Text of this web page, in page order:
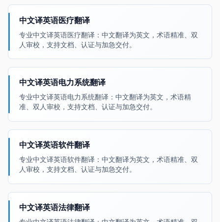
中文译英语医疗翻译
专业中文译英语医疗翻译：中文翻译为英文，术语精准、双
人审校，支持文档、认证与加急交付。
中文译英语电力系统翻译
专业中文译英语电力系统翻译：中文翻译为英文，术语精
准、双人审校，支持文档、认证与加急交付。
中文译英语软件翻译
专业中文译英语软件翻译：中文翻译为英文，术语精准、双
人审校，支持文档、认证与加急交付。
中文译英语法律翻译